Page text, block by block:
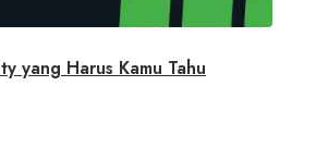
yang Harus Kamu Tahu